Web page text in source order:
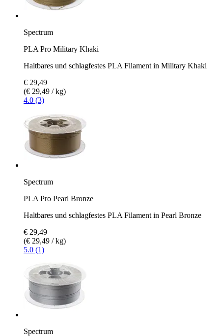
Spectrum
PLA Pro Military Khaki
Haltbares und schlagfestes PLA Filament in Military Khaki
€ 29,49
(€ 29,49 / kg)
4.0 (3)
Spectrum
PLA Pro Pearl Bronze
Haltbares und schlagfestes PLA Filament in Pearl Bronze
€ 29,49
(€ 29,49 / kg)
5.0 (1)
Spectrum